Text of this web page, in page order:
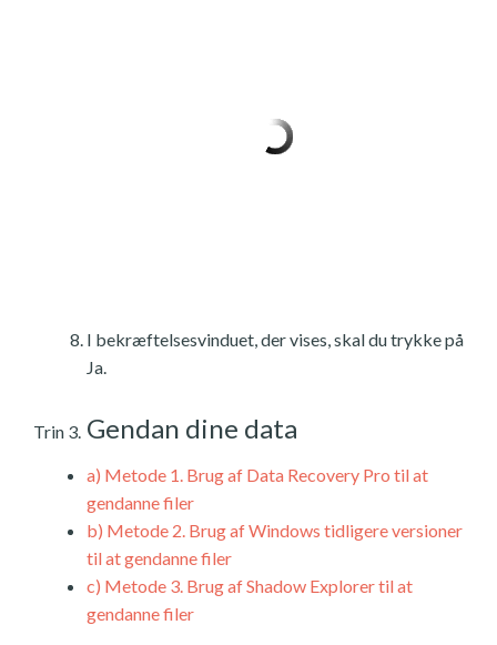
I bekræftelsesvinduet, der vises, skal du trykke på
Ja.
Trin 3. Gendan dine data
a) Metode 1. Brug af Data Recovery Pro til at
gendanne filer
b) Metode 2. Brug af Windows tidligere versioner
til at gendanne filer
c) Metode 3. Brug af Shadow Explorer til at
gendanne filer